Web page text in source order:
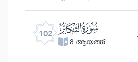
102 ﰓ
8 ആയത്ത്